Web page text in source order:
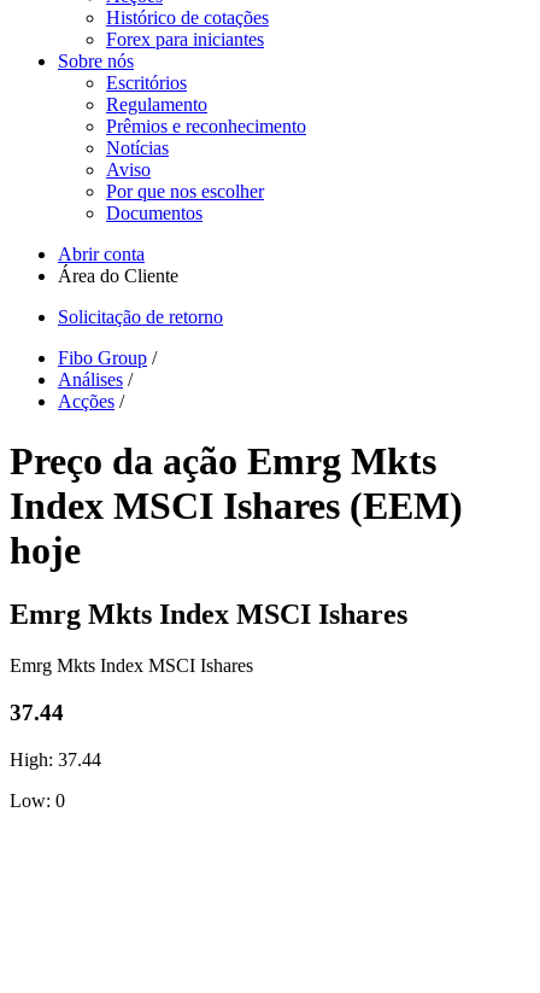
Histórico de cotações
Forex para iniciantes
Sobre nós
Escritórios
Regulamento
Prêmios e reconhecimento
Notícias
Aviso
Por que nos escolher
Documentos
Abrir conta
Área do Cliente
Solicitação de retorno
Fibo Group /
Análises /
Acções /
Preço da ação Emrg Mkts
Index MSCI Ishares (EEM)
hoje
Emrg Mkts Index MSCI Ishares
Emrg Mkts Index MSCI Ishares
37.44
High: 37.44
Low: 0